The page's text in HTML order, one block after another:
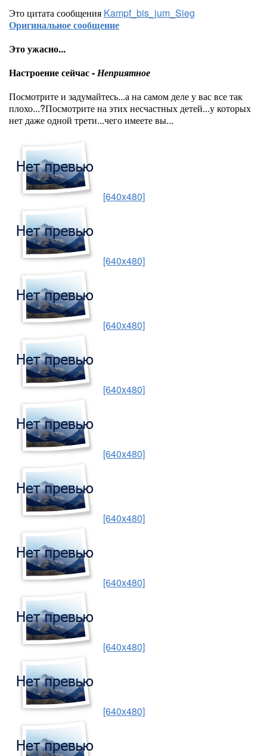
Это цитата сообщения Kampf_bis_jum_Sieg
Оригинальное сообщение
Это ужасно...
Настроение сейчас -Неприятное
Посмотрите и задумайтесь...а на самом деле у вас все так
плохо...?Посмотрите на этих несчастных детей...у которых
нет даже одной трети...чего имеете вы...
[640x480]
[640x480]
[640x480]
[640x480]
[640x480]
[640x480]
[640x480]
[640x480]
[640x480]